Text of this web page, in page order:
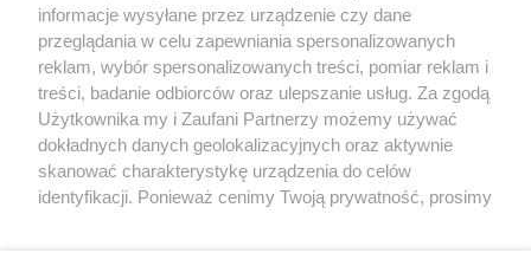
Nie zapomnij
zapoznać się z:
polityką prywatności regulamin korzystania z portali
Twojemiasto
Piekary Śląskie
Chorzów
Tarnowskie Góry
Skontakuj sięz nami
Kontakt
Wydawca
Redakcja
informacje wysyłane przez urządzenie czy dane
przeglądania w celu zapewniania spersonalizowanych
reklam, wybór spersonalizowanych treści, pomiar reklam i
treści, badanie odbiorców oraz ulepszanie usług. Za zgodą
Użytkownika my i Zaufani Partnerzy możemy używać
dokładnych danych geolokalizacyjnych oraz aktywnie
skanować charakterystykę urządzenia do celów
identyfikacji. Ponieważ cenimy Twoją prywatność, prosimy